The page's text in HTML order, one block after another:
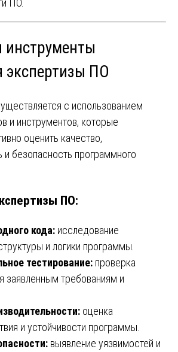
ПО.
экспертизы ПО
с использованием
и инструментов, которые
оценить качество,
и безопасность программного
ПО:
кода: исследование
и логики программы.
тестирование: проверка
заявленным требованиям и
оценка
и устойчивости программы.
выявление уязвимостей и